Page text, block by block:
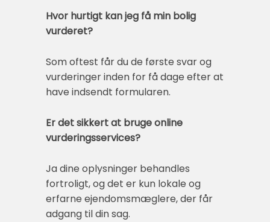
Hvor hurtigt kan jeg få min bolig
vurderet?
Som oftest får du de første svar og
vurderinger inden for få dage efter at
have indsendt formularen.
Er det sikkert at bruge online
vurderingsservices?
Ja dine oplysninger behandles
fortroligt, og det er kun lokale og
erfarne ejendomsmæglere, der får
adgang til din sag.